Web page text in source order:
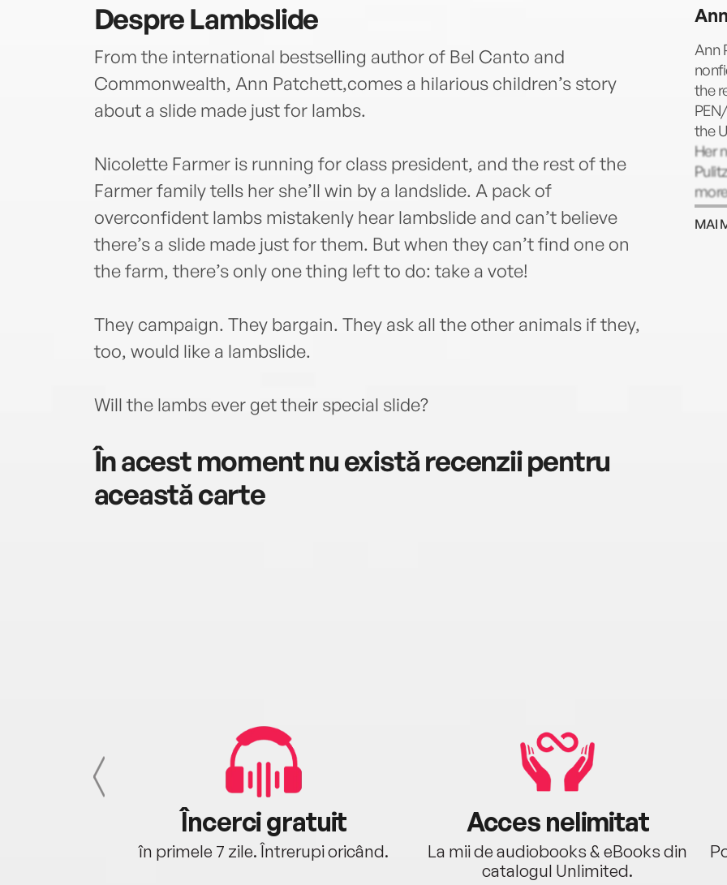
DespreLambslide
From the international bestselling author of Bel Canto and
Commonwealth, Ann Patchett,comes a hilarious children’s story
about a slide made just for lambs.
Nicolette Farmer is running for class president, and the rest of the
Farmer family tells her she’ll win by a landslide. A pack of
overconfident lambs mistakenly hear lambslide and can’t believe
there’s a slide made just for them. But when they can’t find one on
the farm, there’s only one thing left to do: take a vote!
They campaign. They bargain. They ask all the other animals if they,
too, would like a lambslide.
Will the lambs ever get their special slide?
În acest moment nu există recenzii pentru
această carte
Ann
the
the
Her
MAI
Încerci gratuit
în primele 7 zile. Întrerupi oricând.
Acces nelimitat
La mii de audiobooks & eBooks din
catalogul Unlimited.